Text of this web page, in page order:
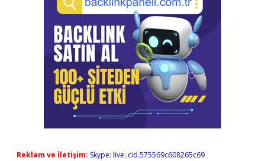
Reklam ve İletişim: Skype: live:.cid.575569c608265c69